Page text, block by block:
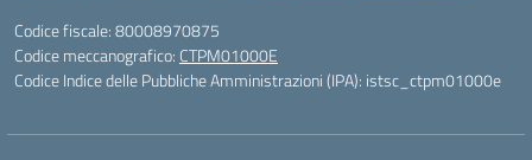
Codice fiscale: 80008970875
Codice meccanografico: CTPM01000E
Codice Indice delle Pubbliche Amministrazioni (IPA): istsc_ctpm01000e